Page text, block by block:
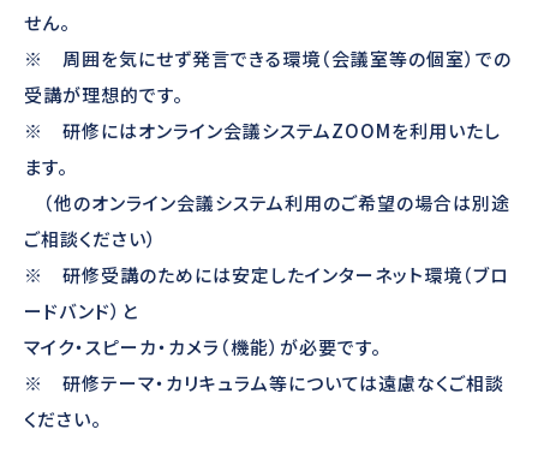
せん。
※ 周囲を気にせず発言できる環境（会議室等の個室）での
受講が理想的です。
※ 研修にはオンライン会議システムZOOMを利用いたし
ます。
（他のオンライン会議システム利用のご希望の場合は別途
ご相談ください）
※ 研修受講のためには安定したインターネット環境（ブロ
ードバンド）と
マイク・スピーカ・カメラ（機能）が必要です。
※ 研修テーマ・カリキュラム等については遠慮なくご相談
ください。